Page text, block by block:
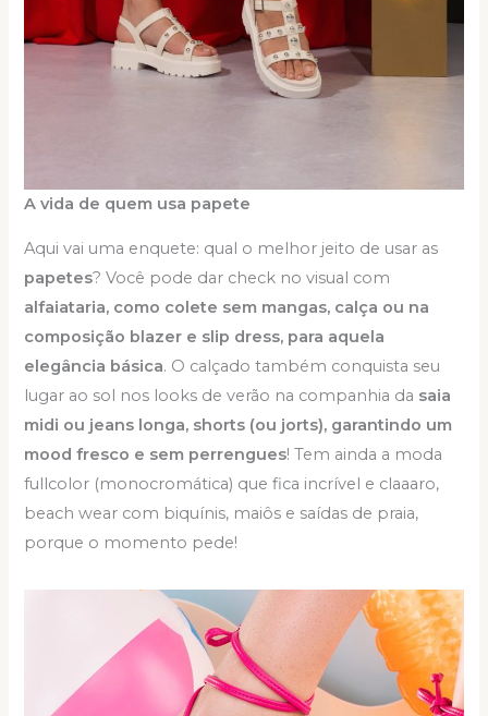
A vida de quem usa papete
Aqui vai uma enquete: qual o melhor jeito de usar as
papetes? Você pode dar check no visual com
alfaiataria, como colete sem mangas, calça ou na
composição blazer e slip dress, para aquela
elegância básica. O calçado também conquista seu
lugar ao sol nos looks de verão na companhia da saia
midi ou jeans longa, shorts (ou jorts), garantindo um
mood fresco e sem perrengues! Tem ainda a moda
fullcolor (monocromática) que fica incrível e claaaro,
beach wear com biquínis, maiôs e saídas de praia,
porque o momento pede!